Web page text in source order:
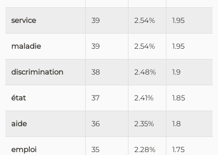
service 39 2.54% 1.95
maladie 39 2.54% 1.95
discrimination 38 2.48% 1.9
état 37 2.41% 1.85
aide 36 2.35% 1.8
emploi 35 2.28% 1.75